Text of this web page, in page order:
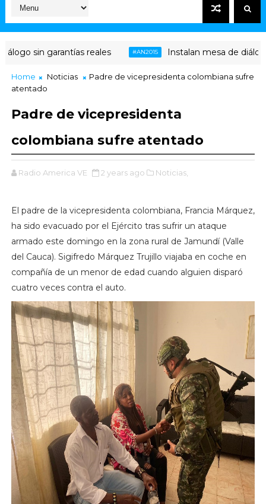
sin garantías reales #AN2015 Instalan mesa de diálogo
Home Noticias
Padre de vicepresidenta colombiana sufre
atentado
Padre de vicepresidenta
colombiana sufre atentado
Radio America VE 2 years ago Noticias,
El padre de la vicepresidenta colombiana, Francia Márquez,
ha sido evacuado por el Ejército tras sufrir un ataque
armado este domingo en la zona rural de Jamundí (Valle
del Cauca). Sigifredo Márquez Trujillo viajaba en coche en
compañía de un menor de edad cuando alguien disparó
cuatro veces contra el auto.